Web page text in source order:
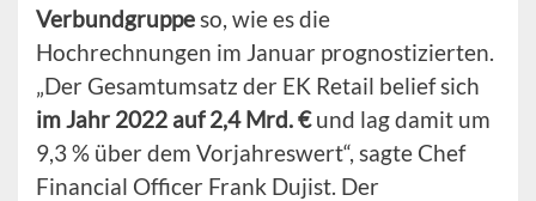
Verbundgruppe so, wie es die
Hochrechnungen im Januar prognostizierten.
„Der Gesamtumsatz der EK Retail belief sich
im Jahr 2022 auf 2,4 Mrd. €und lag damit um
9,3 % über dem Vorjahreswert“, sagte Chef
Financial Officer Frank Dujist. Der